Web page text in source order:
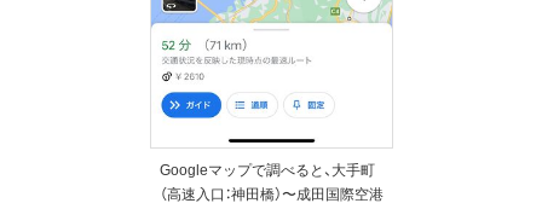
Googleマップで調べると、大手町
（高速入口：神田橋）〜成田国際空港